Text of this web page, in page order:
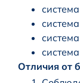
Отличия от